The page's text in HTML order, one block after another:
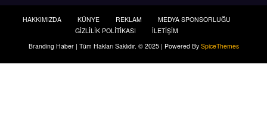
HAKKIMIZDA KÜNYE REKLAM
MEDYA SPONSORLUĞU
GİZLİLİK POLİTİKASI
İLETİŞİM
Branding Haber | Tüm Hakları Saklıdır. © 2025 | Powered By SpiceThemes